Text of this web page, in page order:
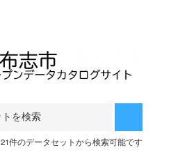
21件のデータセットから検索可能です